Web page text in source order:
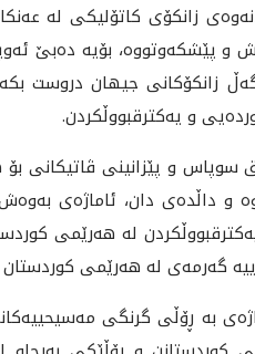
زانكۆى كاتۆليكى له‌
پێشكه‌وتووه‌، بۆيه‌ ده‌بێ
زانكۆكانى جيهان دروست
و يه‌كترقبووڵكردن.
سوپاس و پێزانينى
و داڵده‌ى دان، ئاماژه‌ى
له‌ هه‌رێمى
گه‌رمه‌ى له‌ هه‌رێمى
به‌ ڕۆڵى گرنگى